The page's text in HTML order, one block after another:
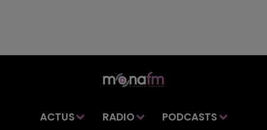
ACTUS RADIO PODCASTS